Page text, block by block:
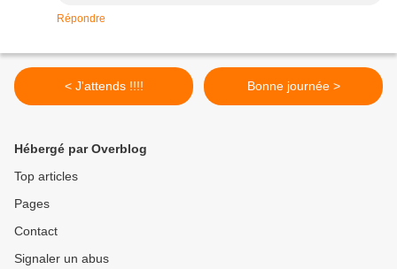
Répondre
< J'attends !!!! Bonne journée >
Hébergé par Overblog
Top articles
Pages
Contact
Signaler un abus